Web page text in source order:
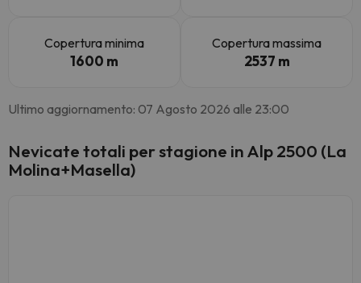
Copertura minima
1600 m
Copertura massima
2537 m
Ultimo aggiornamento: 07 Agosto 2026 alle 23:00
Nevicate totali per stagione in Alp 2500 (La
Molina+Masella)